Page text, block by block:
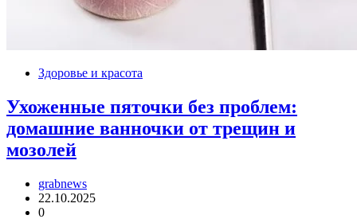
Здоровье и красота
Ухоженные пяточки без проблем:
домашние ванночки от трещин и
мозолей
grabnews
22.10.2025
0